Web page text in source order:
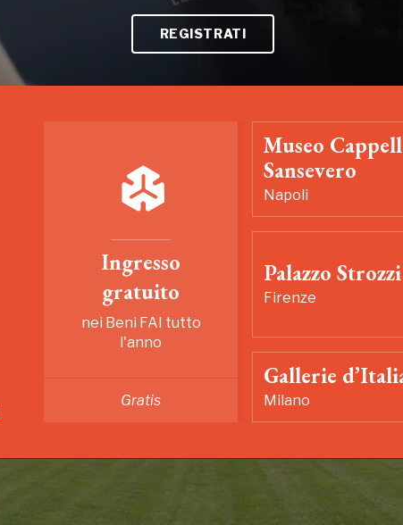
REGISTRATI
Ingresso
gratuito
nei Beni FAI tutto
l'anno
Gratis
Museo
Sansevero
Napoli
Palazzo Strozzi
Firenze
Gallerie
Milano